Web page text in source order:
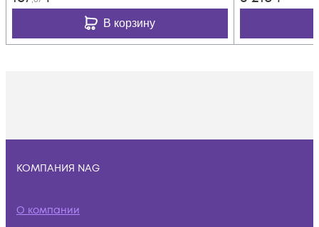
В корзину
КОМПАНИЯ NAG
О компании